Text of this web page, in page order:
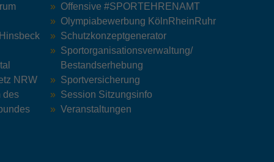
NRW
des
Offensive #SPORTEHRENAMT
Olympiabewerbung KölnRheinRuhr
Schutzkonzeptgenerator
Sportorganisationsverwaltung/
Bestandserhebung
Sportversicherung
Session Sitzungsinfo
Veranstaltungen